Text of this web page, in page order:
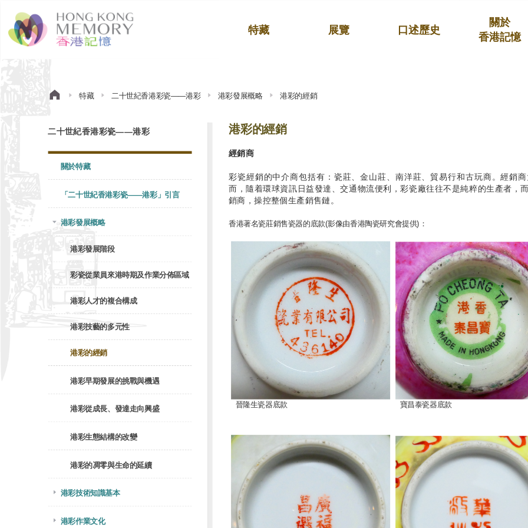
特藏 展覽 口述歷史
關於
香港記憶
特藏 二十世紀香港彩瓷——港彩 港彩發展概略 港彩的經銷
二十世紀香港彩瓷——港彩
關於特藏
「二十世紀香港彩瓷——港彩」引言
港彩發展概略
港彩發展階段
彩瓷從業員來港時期及作業分佈區域
港彩人才的複合構成
港彩技藝的多元性
港彩的經銷
港彩早期發展的挑戰與機遇
港彩從成長、發達走向興盛
港彩生態結構的改變
港彩的凋零與生命的延續
港彩技術知識基本
港彩作業文化
港彩的經銷
經銷商
彩瓷經銷的中介商包括有：瓷莊、金山莊、南洋莊、貿易行和古玩商。經銷
而，隨着環球資訊日益發達、交通物流便利，彩瓷廠往往不是純粹的生產者，
銷商，操控整個生產銷售鏈。
香港著名瓷莊銷售瓷器的底款(影像由香港陶瓷研究會提供)：
晉隆生瓷器底款 寶昌泰瓷器底款